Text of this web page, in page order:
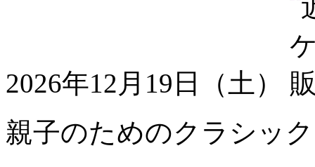
2026年12月19日（土）
親子のためのクラシッ